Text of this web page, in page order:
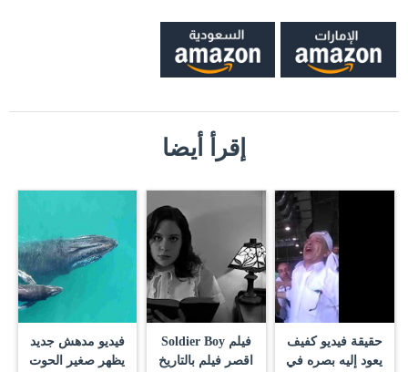
إقرأ أيضا
حقيقة فيديو كفيف
يعود إليه بصره في
فيلم Soldier Boy
اقصر فيلم بالتاريخ
فيديو مدهش جديد
يظهر صغير الحوت